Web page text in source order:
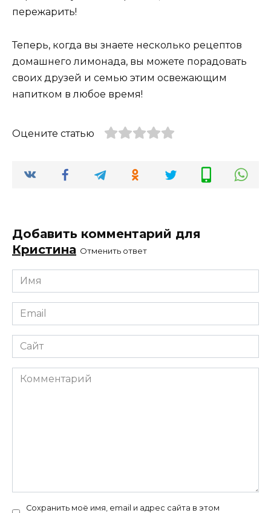
пережарить!
Теперь, когда вы знаете несколько рецептов
домашнего лимонада, вы можете порадовать
своих друзей и семью этим освежающим
напитком в любое время!
Оцените статью
Добавить комментарий для
Кристина Отменить ответ
Имя
*
Email
*
Сайт
Комментарий
Сохранить моё имя, email и адрес сайта в этом